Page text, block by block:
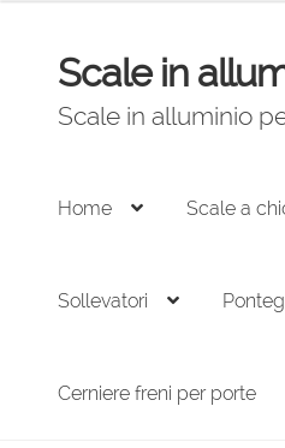
Vai
alla
navigazione
Vai
al
contenuto
Scale in
Scale in alluminio
Home Scale a
Sollevatori
Cerniere freni per porte